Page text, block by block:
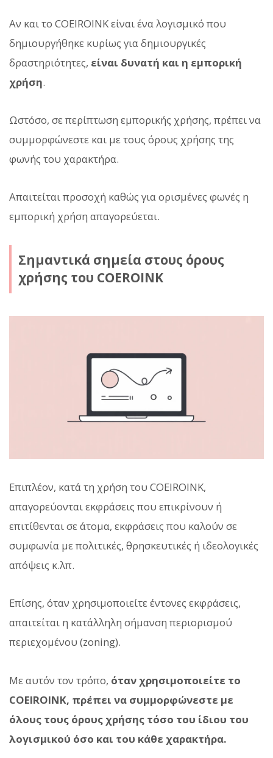
Αν και το COEIROINK είναι ένα λογισμικό που
δημιουργήθηκε κυρίως για δημιουργικές
δραστηριότητες, είναι δυνατή και η εμπορική
χρήση.
Ωστόσο, σε περίπτωση εμπορικής χρήσης, πρέπει να
συμμορφώνεστε και με τους όρους χρήσης της
φωνής του χαρακτήρα.
Απαιτείται προσοχή καθώς για ορισμένες φωνές η
εμπορική χρήση απαγορεύεται.
Σημαντικά σημεία στους όρους
χρήσης του COEROINK
Επιπλέον, κατά τη χρήση του COEIROINK,
απαγορεύονται εκφράσεις που επικρίνουν ή
επιτίθενται σε άτομα, εκφράσεις που καλούν σε
συμφωνία με πολιτικές, θρησκευτικές ή ιδεολογικές
απόψεις κ.λπ.
Επίσης, όταν χρησιμοποιείτε έντονες εκφράσεις,
απαιτείται η κατάλληλη σήμανση περιορισμού
περιεχομένου (zoning).
Με αυτόν τον τρόπο, όταν χρησιμοποιείτε το
COEIROINK, πρέπει να συμμορφώνεστε με
όλους τους όρους χρήσης τόσο του ίδιου του
λογισμικού όσο και του κάθε χαρακτήρα.